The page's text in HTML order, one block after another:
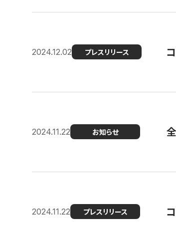
2024.12.02 プレスリリース
2024.11.22 お知らせ
2024.11.22 プレスリリース